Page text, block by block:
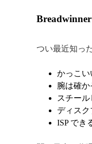
Breadwinner
つい最近知っ
かっこい
腕は確か
スチール
ディスク
ISP でき